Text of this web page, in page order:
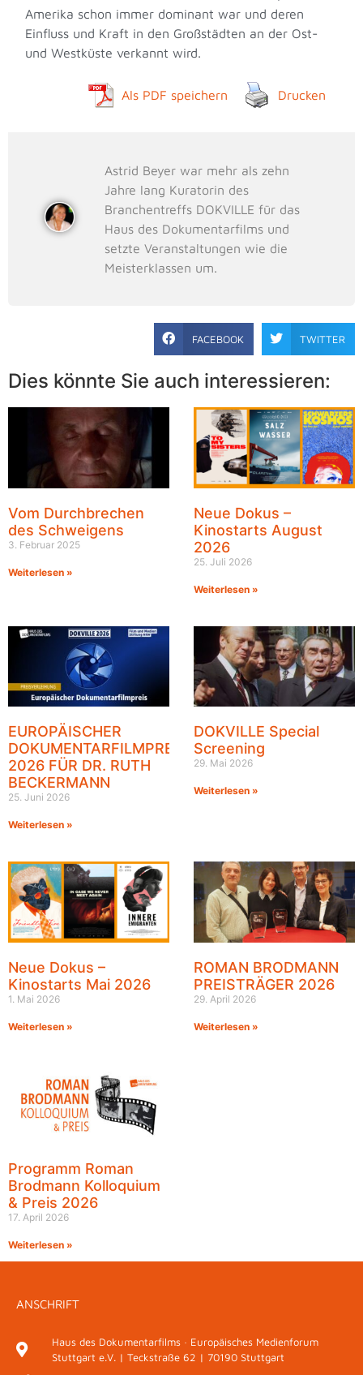
Amerika schon immer dominant war und deren
Einfluss und Kraft in den Großstädten an der Ost-
und Westküste verkannt wird.
Als PDF speichern Drucken
Astrid Beyer war mehr als zehn
Jahre lang Kuratorin des
Branchentreffs DOKVILLE für das
Haus des Dokumentarfilms und
setzte Veranstaltungen wie die
Meisterklassen um.
FACEBOOK TWITTER
Dies könnte Sie auch interessieren:
Vom Durchbrechen
des Schweigens
3. Februar 2025
Weiterlesen »
Neue Dokus –
Kinostarts August
2026
25. Juli 2026
Weiterlesen »
EUROPÄISCHER
DOKUMENTARFILMPREIS
2026 FÜR DR. RUTH
BECKERMANN
25. Juni 2026
Weiterlesen »
DOKVILLE Special
Screening
29. Mai 2026
Weiterlesen »
Neue Dokus –
Kinostarts Mai 2026
1. Mai 2026
Weiterlesen »
ROMAN BRODMANN
PREISTRÄGER 2026
29. April 2026
Weiterlesen »
Programm Roman
Brodmann Kolloquium
& Preis 2026
17. April 2026
Weiterlesen »
ANSCHRIFT
Haus des Dokumentarfilms · Europäisches Medienforum
Stuttgart e.V. | Teckstraße 62 | 70190 Stuttgart